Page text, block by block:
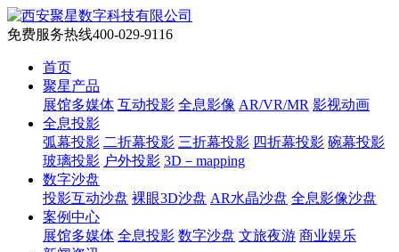
免费服务热线400-029-9116
首页
聚星产品
展馆多媒体 互动投影 全息影像 AR/VR/MR 影视动画
全息投影
弧幕投影 二折幕投影 三折幕投影 四折幕投影 碗幕投影
玻璃投影 户外投影 3D－mapping
数字沙盘
投影互动沙盘 裸眼3D沙盘 AR水晶沙盘 全息影像沙盘
案例中心
展馆多媒体 全息投影 数字沙盘 文旅夜游 商业娱乐